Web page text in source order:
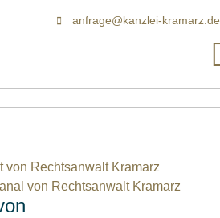
anfrage@kanzlei-kramarz.de